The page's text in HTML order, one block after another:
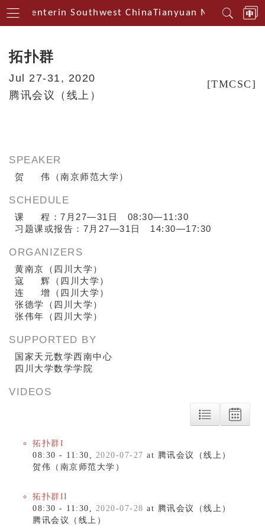
Centerin Southwest ChinaTianyuan
拓扑群
[TMCSC]
Jul 27-31, 2020
腾讯会议（线上）
SPEAKER
贺 伟（南京师范大学）
SCHEDULE
课 程：7月27—31日 08:30—11:30
习题课或报告：7月 27—31日 14:30—17:30
ORGANIZERS
黄南京（四川大学）
寇 辉（四川大学）
连 增（四川大学）
张德学 （四川大学）
张伟年 （四川大学）
SUPPORTED BY
国家天元数学西南中心
四川大学数学学院
VIDEOS
拓扑群I
08:30 - 11:30, 2020-07-27 at 腾讯会议（线上）
贺伟（南京师范大学）
拓扑群II
08:30 - 11:30, 2020-07-28 at 腾讯会议（线上）
腾讯会议（线上）